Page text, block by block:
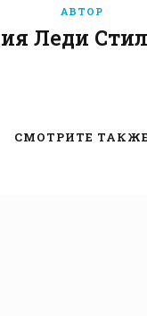
АВТОР
Леди
b
СМОТРИТЕ ТАКЖЕ